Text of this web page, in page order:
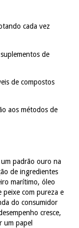
cada vez
de
de compostos
aos métodos de
padrão ouro na
de ingredientes
marítimo, óleo
peixe com pureza e
do consumidor
cresce,
um papel